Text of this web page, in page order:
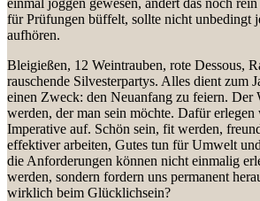
einmal joggen gewesen, ändert das noch
für Prüfungen büffelt, sollte nicht unbedingt
aufhören.
Bleigießen, 12 Weintrauben, rote Dessous,
rauschende Silvesterpartys. Alles dient zum
einen Zweck: den Neuanfang zu feiern. Der
werden, der man sein möchte. Dafür
Imperative auf. Schön sein, fit werden,
effektiver arbeiten, Gutes tun für Umwelt
die Anforderungen können nicht einmalig
werden, sondern fordern uns permanent
wirklich beim Glücklichsein?